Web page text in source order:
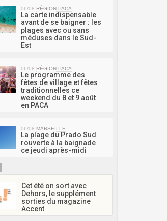
06/08 RÉGION PACA
La carte indispensable
avant de se baigner : les
plages avec ou sans
méduses dans le Sud-
Est
06/08 RÉGION PACA
Le programme des
fêtes de village et fêtes
traditionnelles ce
weekend du 8 et 9 août
en PACA
06/08 MARSEILLE
La plage du Prado Sud
rouverte à la baignade
ce jeudi après-midi
Cet été on sort avec
Dehors, le supplément
sorties du magazine
Accent